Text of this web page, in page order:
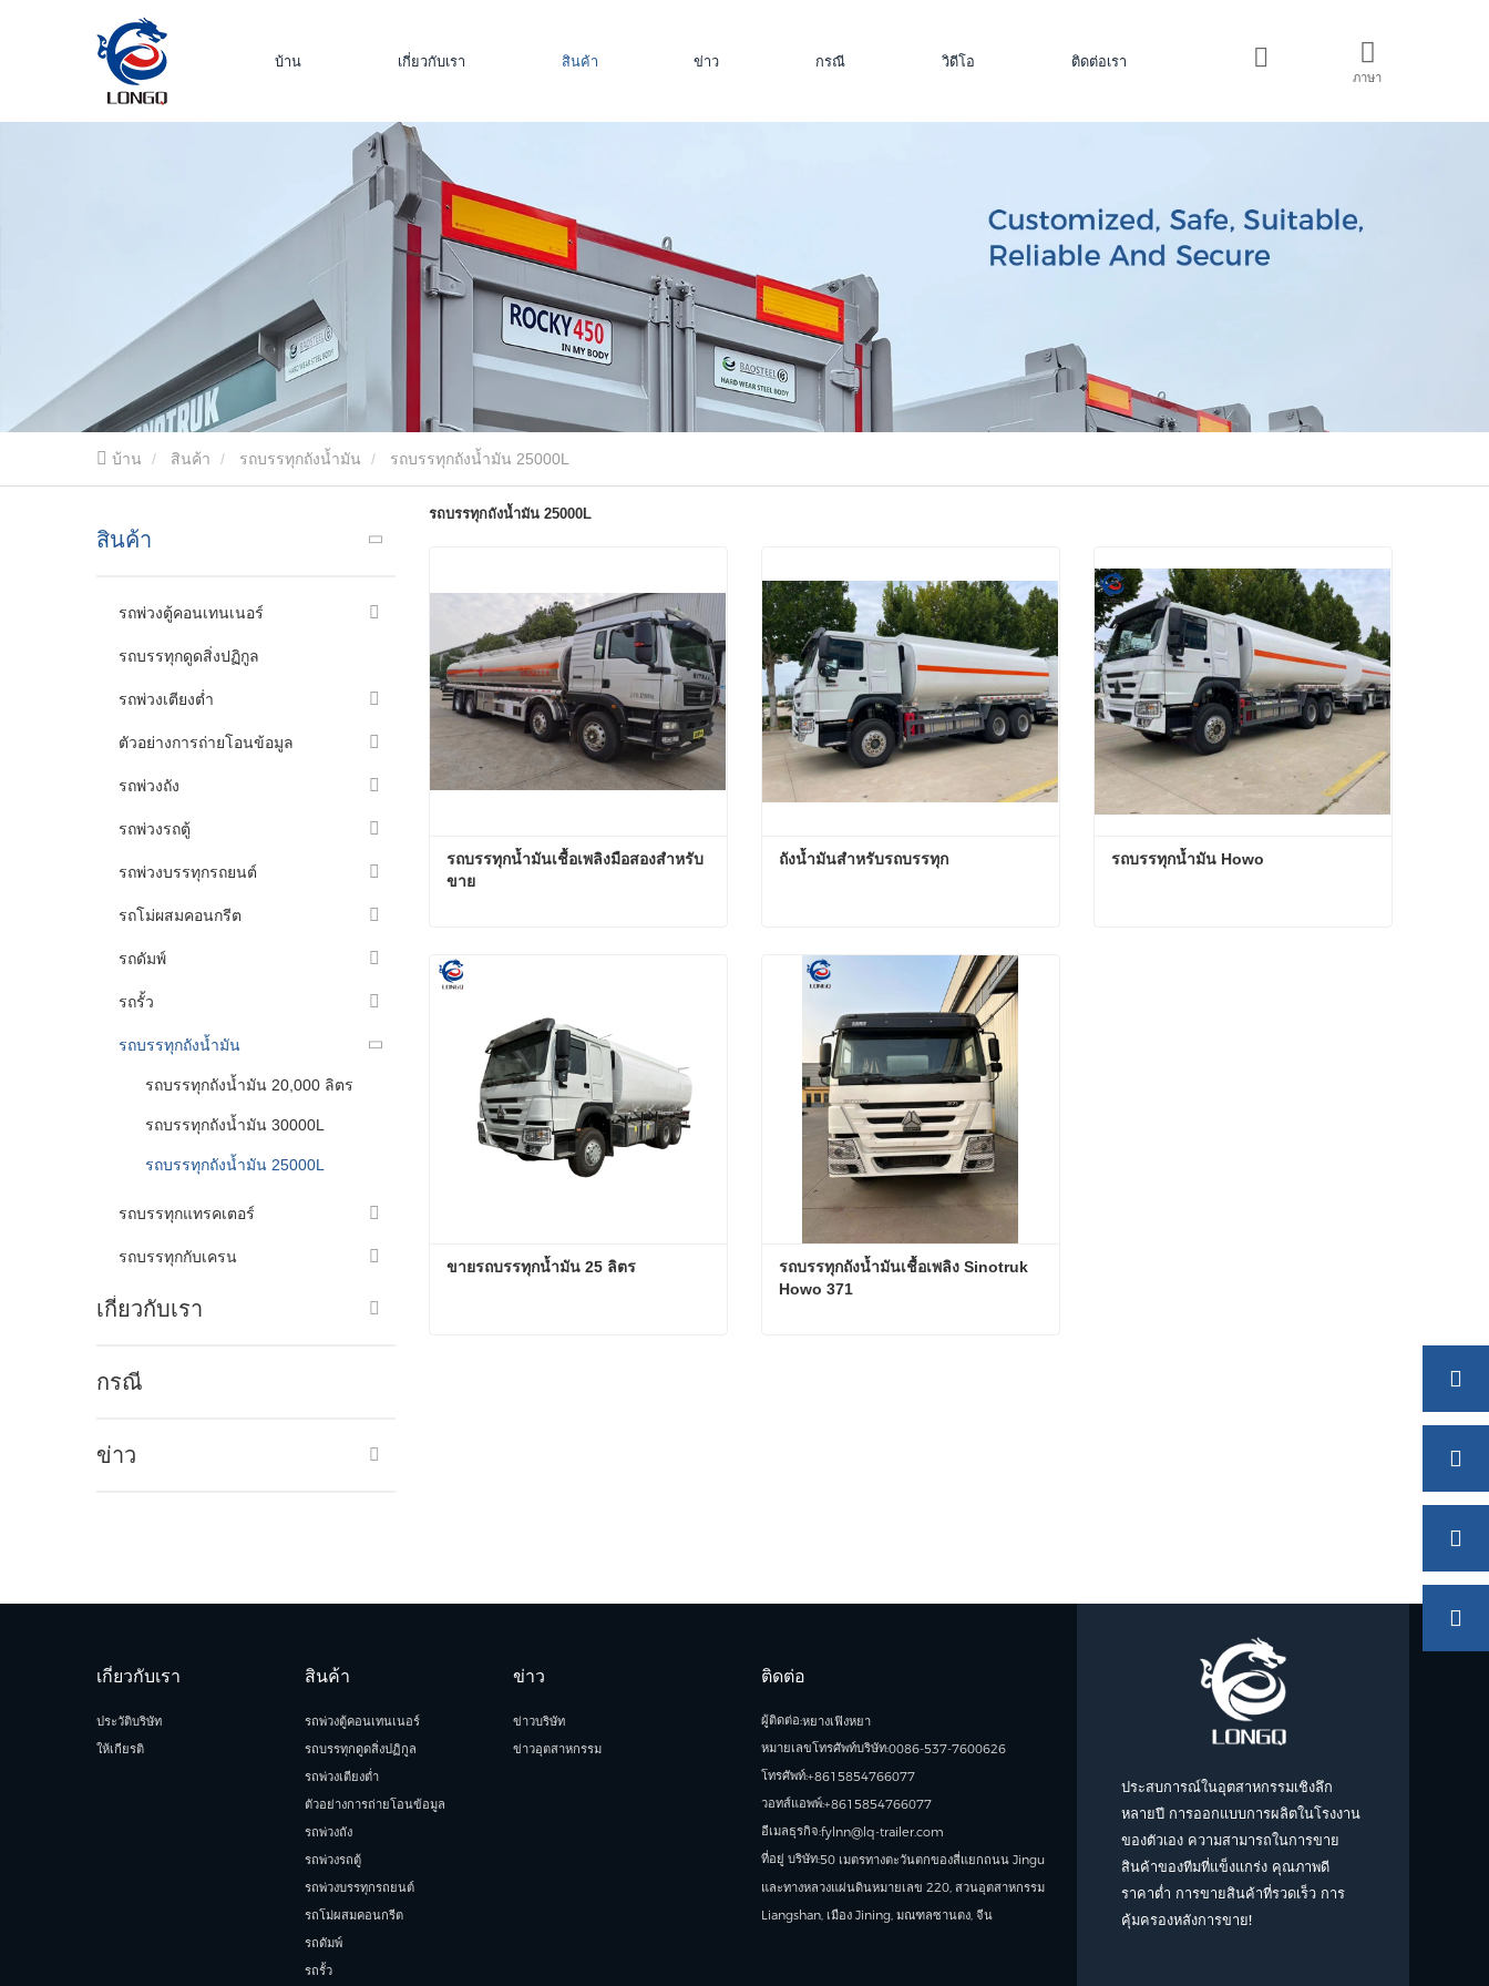
บ้าน เกี่ยวกับเรา สินค้า ข่าว กรณี วิดีโอ ติดต่อเรา
ภาษา
บ้าน สินค้า รถบรรทุกถังน้ำมัน รถบรรทุกถังน้ำมัน 25000L
สินค้า
รถพ่วงตู้คอนเทนเนอร์
รถบรรทุกดูดสิ่งปฏิกูล
รถพ่วงเตียงต่ำ
ตัวอย่างการถ่ายโอนข้อมูล
รถพ่วงถัง
รถพ่วงรถตู้
รถพ่วงบรรทุกรถยนต์
รถโม่ผสมคอนกรีต
รถดัมพ์
รถรั้ว
รถบรรทุกถังน้ำมัน
รถบรรทุกถังน้ำมัน 20,000 ลิตร
รถบรรทุกถังน้ำมัน 30000L
รถบรรทุกถังน้ำมัน 25000L
รถบรรทุกแทรคเตอร์
รถบรรทุกกับเครน
เกี่ยวกับเรา
กรณี
ข่าว
รถบรรทุกถังน้ำมัน 25000L
รถบรรทุกน้ำมันเชื้อเพลิงมือสองสำหรับ
ขาย
ติดต่อตอนนี้
ถังน้ำมันสำหรับรถบรรทุก
ถังน้ำมันสำหรับรถบรรทุก
ติดต่อตอนนี้
รถบรรทุกน้ำมัน Howo
ขายรถบรรทุกน้ำมัน 25 ลิตร
รถบรรทุกถังน้ำมันเชื้อเพลิง Sinotruk
Howo 371
เกี่ยวกับเรา
ประวัติบริษัท
ให้เกียรติ
สินค้า
รถพ่วงตู้คอนเทนเนอร์
รถบรรทุกดูดสิ่งปฏิกูล
รถพ่วงเตียงต่ำ
ตัวอย่างการถ่ายโอนข้อมูล
รถพ่วงถัง
รถพ่วงรถตู้
รถพ่วงบรรทุกรถยนต์
รถโม่ผสมคอนกรีต
รถดัมพ์
รถรั้ว
ข่าว
ข่าวบริษัท
ข่าวอุตสาหกรรม
ติดต่อ
ผู้ติดต่อ:หยางเฟิงหยา
หมายเลขโทรศัพท์บริษัท:0086-537-7600626
โทรศัพท์:+8615854766077
วอทส์แอพพ์:+8615854766077
อีเมลธุรกิจ:fylnn@lq-trailer.com
ที่อยู่ บริษัท:50 เมตรทางตะวันตกของสี่แยกถนน Jingu
และทางหลวงแผ่นดินหมายเลข 220, สวนอุตสาหกรรม
Liangshan, เมือง Jining, มณฑลซานตง, จีน
ประสบการณ์ในอุตสาหกรรมเชิงลึก
หลายปี การออกแบบการผลิตในโรงงาน
ของตัวเอง ความสามารถในการขาย
สินค้าของทีมที่แข็งแกร่ง คุณภาพดี
ราคาต่ำ การขายสินค้าที่รวดเร็ว การ
คุ้มครองหลังการขาย!